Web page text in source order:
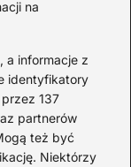
na
a informacje z
identyfikatory
137
partnerów
też być
Niektórzy
na
niego